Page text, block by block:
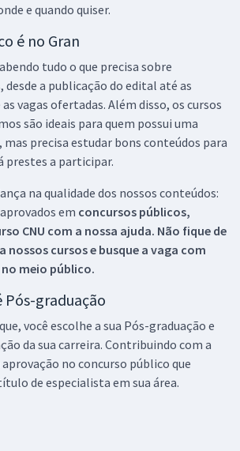
e quando quiser.
é no Gran
tudo o que precisa sobre
desde a publicação do edital até as
vagas ofertadas. Além disso, os cursos
são ideais para quem possui uma
precisa estudar bons conteúdos para
prestes a participar.
na qualidade dos nossos conteúdos:
em concursos públicos,
CNU com a nossa ajuda. Não fique de
nossos cursos e busque a vaga com
meio público.
graduação
você escolhe a sua Pós-graduação e
da sua carreira. Contribuindo com a
no concurso público que
de especialista em sua área.